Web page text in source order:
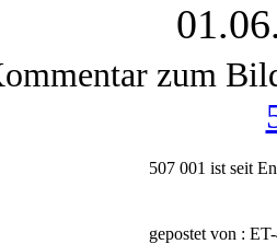
zum
507 001 ist seit
gepostet von :